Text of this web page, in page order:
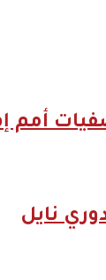
أمم
نايل